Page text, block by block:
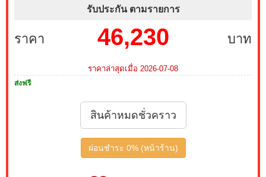
บริการ Onsite Service ติดตั้งคอมพิวเตอร์ถึงบ้านคุณ เมื่อ
ซื้อพร้อมคอมเซ็ต ลดทันที 200 บาท จากปกติ 1,000 บาท
สนใจโปรโมชั่นนี้ ติดต่อ 02-017-4444
เมื่อซื้อพร้อมคอมเซ็ต ลดทันที 790 บาท จากปกติ 3,590
โปรโมชั่นนี้ ติดต่อ 02-017-4444
บาท เหลือเพียง 2,900 บาท MONITOR 24.5 GIGABYTE
IPS GS25F2A SPEAKERS 240Hz (1 เซ็ต ต่อ 1 จอ)
รับประกัน ตามรายการ
ราคา บาท
46,230
ราคาล่าสุดเมื่อ 2026-07-08
ส่งฟรี
สินค้าหมดชั่วคราว
ผ่อนชำระ 0% (หน้าร้าน)